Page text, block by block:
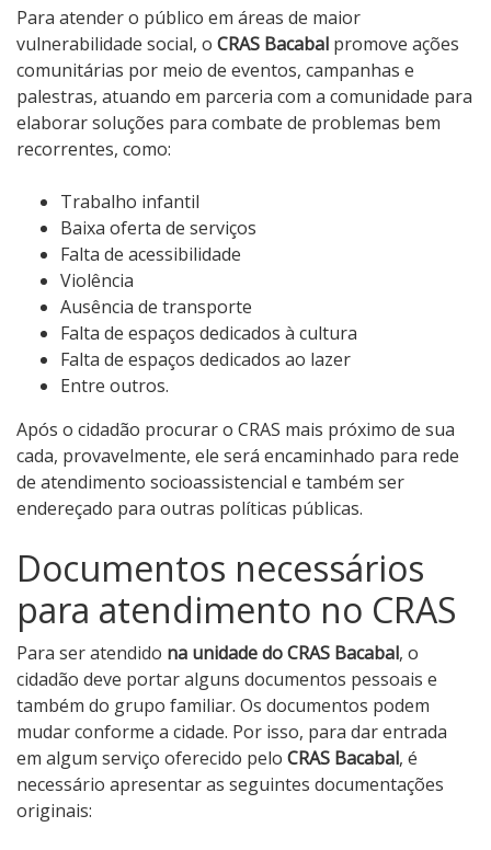
Para atender o público em áreas de maior
vulnerabilidade social, o CRAS Bacabal promove ações
comunitárias por meio de eventos, campanhas e
palestras, atuando em parceria com a comunidade para
elaborar soluções para combate de problemas bem
recorrentes, como:
Trabalho infantil
Baixa oferta de serviços
Falta de acessibilidade
Violência
Ausência de transporte
Falta de espaços dedicados à cultura
Falta de espaços dedicados ao lazer
Entre outros.
Após o cidadão procurar o CRAS mais próximo de sua
cada, provavelmente, ele será encaminhado para rede
de atendimento socioassistencial e também ser
endereçado para outras políticas públicas.
Documentos necessários
para atendimento no CRAS
Para ser atendido na unidade do CRAS Bacabal, o
cidadão deve portar alguns documentos pessoais e
também do grupo familiar. Os documentos podem
mudar conforme a cidade. Por isso, para dar entrada
em algum serviço oferecido pelo CRAS Bacabal, é
necessário apresentar as seguintes documentações
originais: